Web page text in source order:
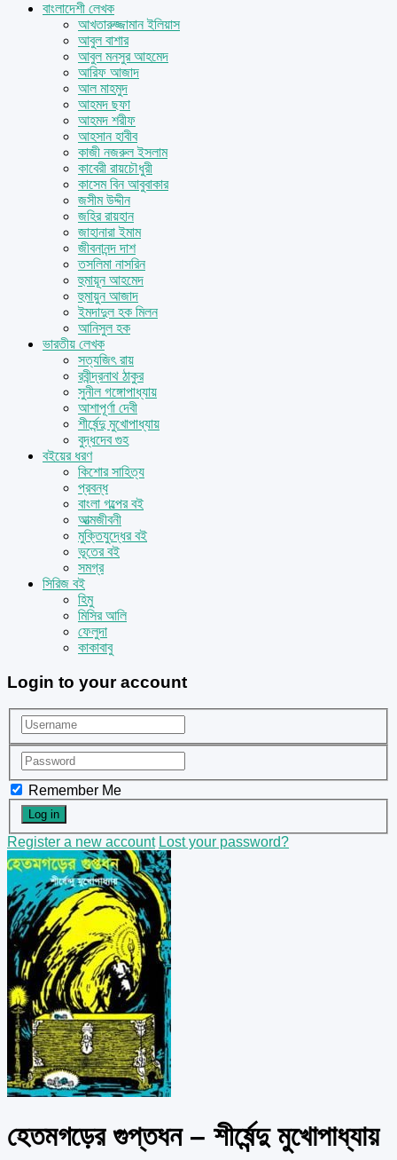
বাংলাদেশী লেখক
আখতারুজ্জামান ইলিয়াস
আবুল বাশার
আবুল মনসুর আহমেদ
আরিফ আজাদ
আল মাহমুদ
আহমদ ছফা
আহমদ শরীফ
আহসান হাবীব
কাজী নজরুল ইসলাম
কাবেরী রায়চৌধুরী
কাসেম বিন আবুবাকার
জসীম উদ্দীন
জহির রায়হান
জাহানারা ইমাম
জীবনানন্দ দাশ
তসলিমা নাসরিন
হুমায়ূন আহমেদ
হুমায়ুন আজাদ
ইমদাদুল হক মিলন
আনিসুল হক
ভারতীয় লেখক
সত্যজিৎ রায়
রবীন্দ্রনাথ ঠাকুর
সুনীল গঙ্গোপাধ্যায়
আশাপূর্ণা দেবী
শীর্ষেন্দু মুখোপাধ্যায়
বুদ্ধদেব গুহ
বইয়ের ধরণ
কিশোর সাহিত্য
প্রবন্ধ
বাংলা গল্পের বই
আত্মজীবনী
মুক্তিযুদ্ধের বই
ভূতের বই
সমগ্র
সিরিজ বই
হিমু
মিসির আলি
ফেলুদা
কাকাবাবু
Login to your account
Remember Me
Register a new account Lost your password?
হেতমগড়ের গুপ্তধন – শীর্ষেন্দু মুখোপাধ্যায়